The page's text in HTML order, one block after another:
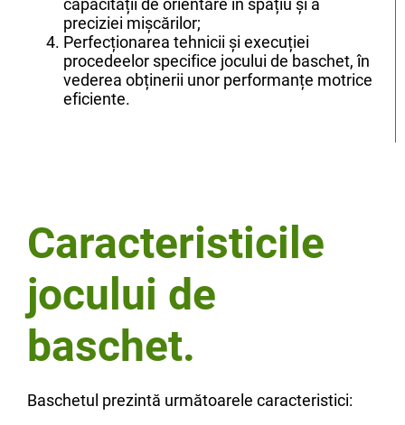
capacității de orientare în spațiu și a
preciziei mișcărilor;
Perfecționarea tehnicii și execuției
procedeelor specifice jocului de baschet, în
vederea obținerii unor performanțe motrice
eficiente.
Caracteristicile
jocului de
baschet.
Baschetul prezintă următoarele caracteristici: